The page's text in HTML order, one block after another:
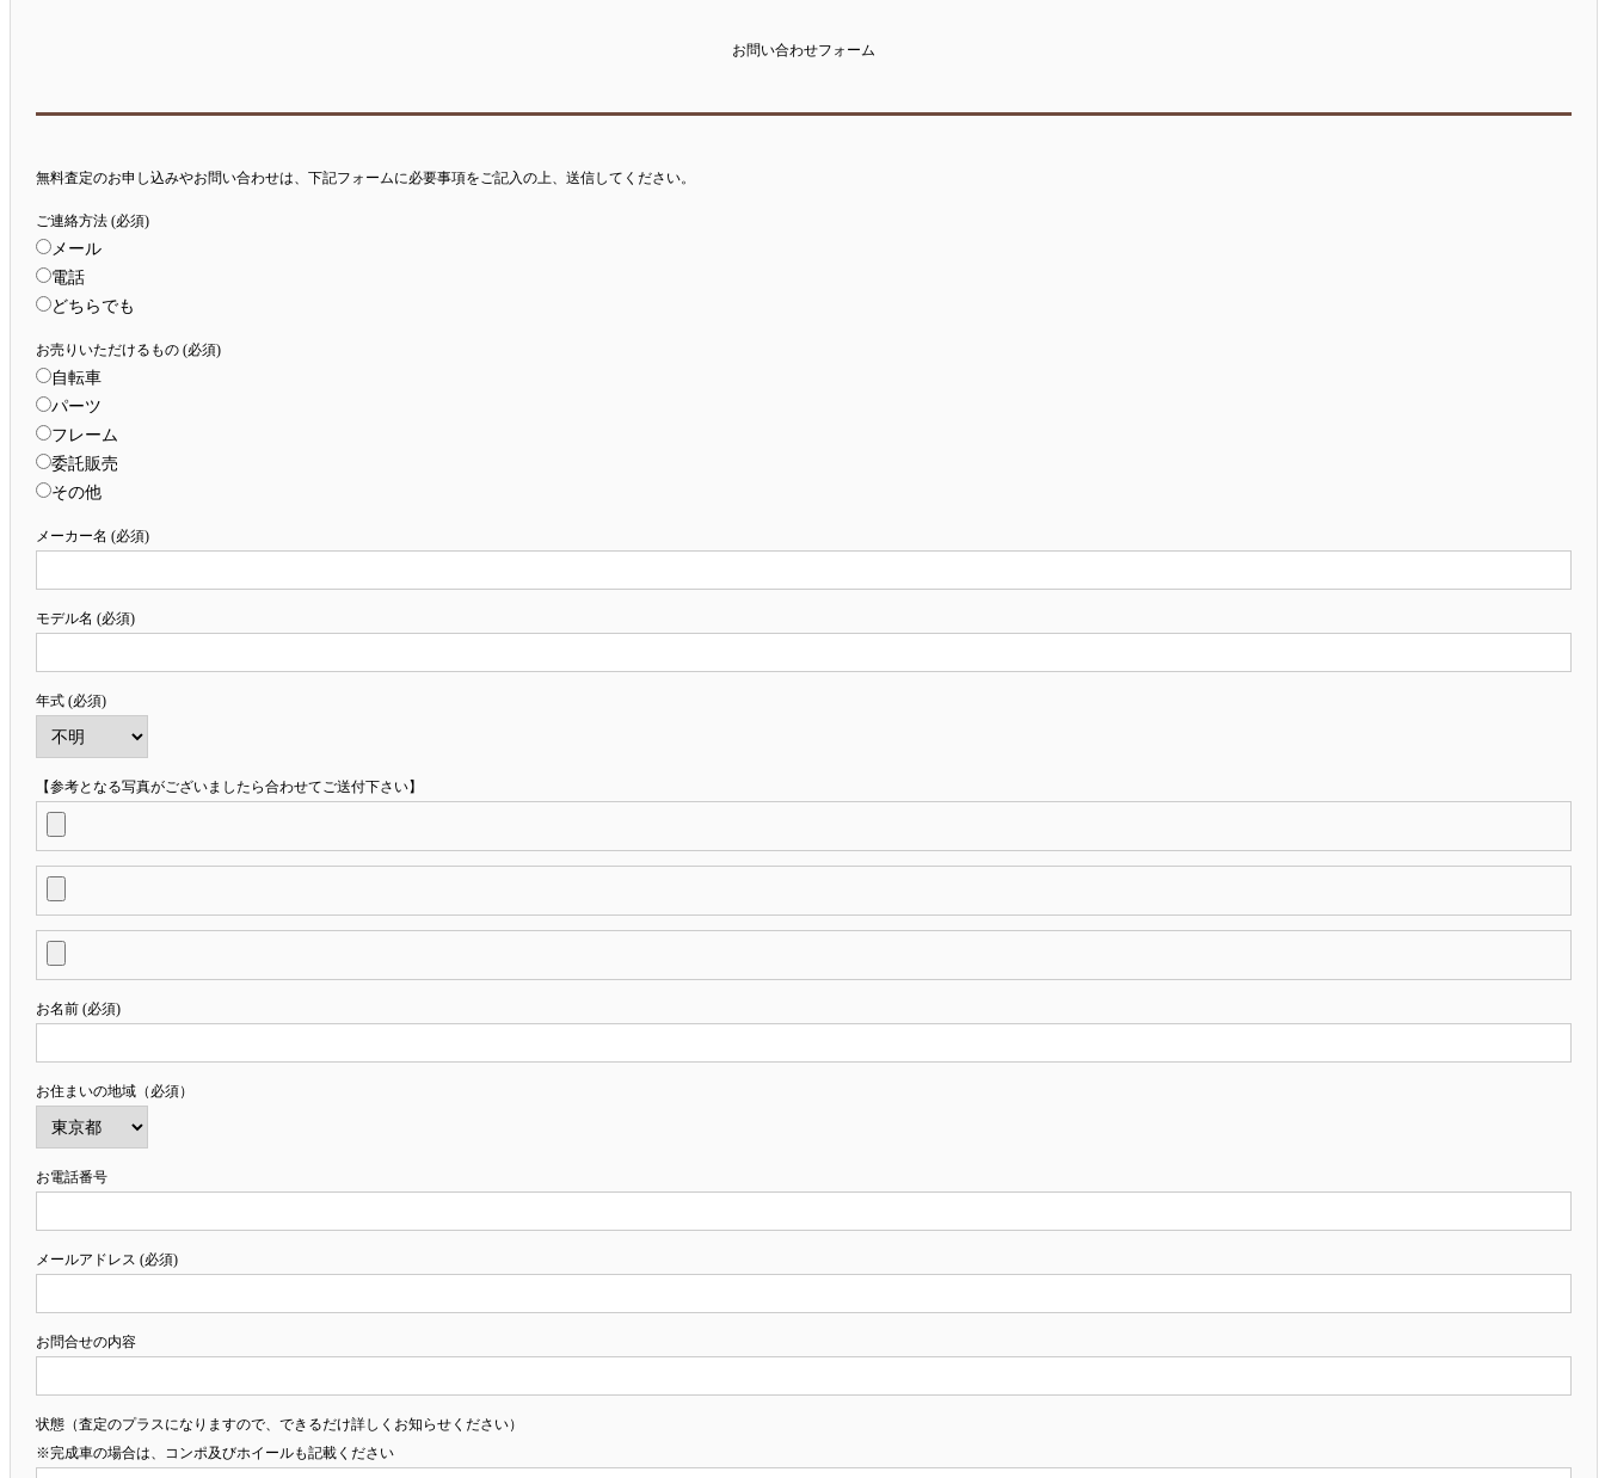
お問い合わせフォーム
無料査定のお申し込みやお問い合わせは、下記フォームに必要事項をご記入の上、送信してください。
ご連絡方法 (必須)
メール
電話
どちらでも
お売りいただけるもの (必須)
自転車
パーツ
フレーム
委託販売
その他
メーカー名 (必須)
モデル名 (必須)
年式 (必須)
【参考となる写真がございましたら合わせてご送付下さい】
お名前 (必須)
お住まいの地域（必須）
お電話番号
メールアドレス (必須)
お問合せの内容
状態（査定のプラスになりますので、できるだけ詳しくお知らせください）
※完成車の場合は、コンポ及びホイールも記載ください